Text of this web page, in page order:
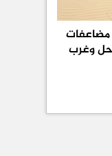
مضاعفات
وغرب